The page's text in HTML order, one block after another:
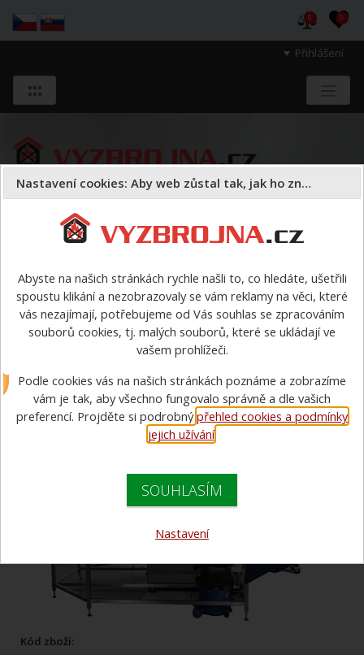
Přihlášení
0 0
a majetek druhých.
Hadice - údržba Kompaktní linky pro kompletní údržbu>
Kompaktní zařízení pro údržbu hadic PRO 1
údržbu hadic PRO 1
Kód zboží:
Nastavení cookies: Aby web zůstal tak, jak ho znáte
Abyste na našich stránkách rychle našli to, co hledáte, ušetřili
spoustu klikání a nezobrazovaly se vám reklamy na věci, které
vás nezajímají, potřebujeme od Vás souhlas se zpracováním
souborů cookies, tj. malých souborů, které se ukládají ve
vašem prohlížeči.
Podle cookies vás na našich stránkách poznáme a zobrazíme
vám je tak, aby všechno fungovalo správně a dle vašich
preferencí. Projděte si podrobnýpřehled cookies a podmínky
jejich užívání.
SOUHLASÍM
Nastavení